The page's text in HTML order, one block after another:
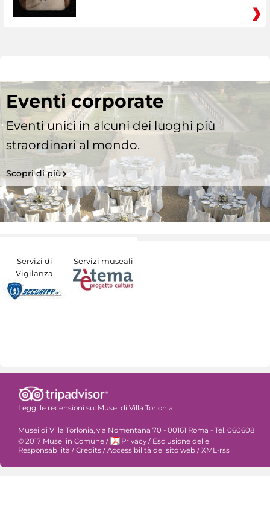
Eventi corporate
Eventi unici in alcuni dei luoghi più
straordinari al mondo.
Scopri di più
Servizi di
Vigilanza
Servizi museali
Leggi le recensioni su: Musei di Villa Torlonia
Musei di Villa Torlonia, via Nomentana 70 - 00161 Roma - Tel. 060608
© 2017 Musei in Comune / Privacy / Esclusione delle
Responsabilità /Credits /Accessibilità del sito web /XML-rss